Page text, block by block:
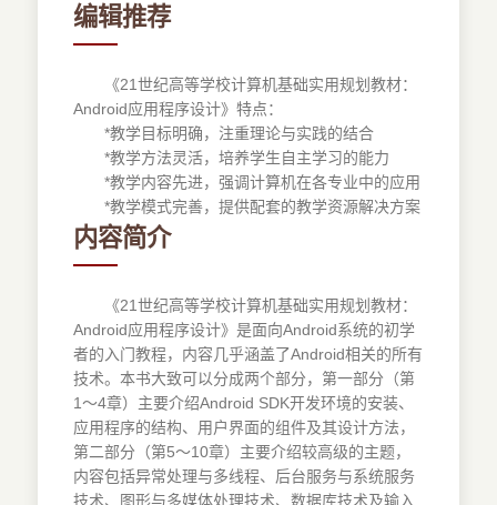
编辑推荐
《21世纪高等学校计算机基础实用规划教材：
Android应用程序设计》特点：
*教学目标明确，注重理论与实践的结合
*教学方法灵活，培养学生自主学习的能力
*教学内容先进，强调计算机在各专业中的应用
*教学模式完善，提供配套的教学资源解决方案
内容简介
《21世纪高等学校计算机基础实用规划教材：
Android应用程序设计》是面向Android系统的初学
者的入门教程，内容几乎涵盖了Android相关的所有
技术。本书大致可以分成两个部分，第一部分（第
1～4章）主要介绍Android SDK开发环境的安装、
应用程序的结构、用户界面的组件及其设计方法，
第二部分（第5～10章）主要介绍较高级的主题，
内容包括异常处理与多线程、后台服务与系统服务
技术、图形与多媒体处理技术、数据库技术及输入